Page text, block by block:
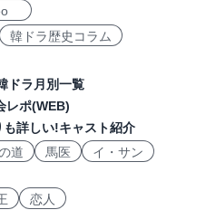
韓ドラ歴史コラム
ドラ月別一覧
レポ(WEB)
も詳しい!キャスト紹介
道 馬医
イ・サン
恋人